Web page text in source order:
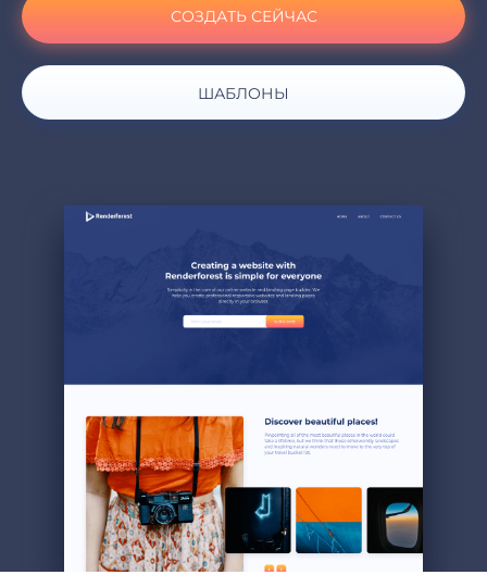
СОЗДАТЬ СЕЙЧАС
ШАБЛОНЫ